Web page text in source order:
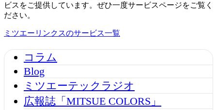
ビスをご提供しています。ぜひ一度サービスページをご覧く
ださい。
ミツエーリンクスのサービス一覧
コラム
Blog
ミツエーテックラジオ
広報誌「MITSUE COLORS」